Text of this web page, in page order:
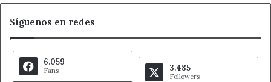
Síguenos en redes
6.059
Fans 3.485
Followers